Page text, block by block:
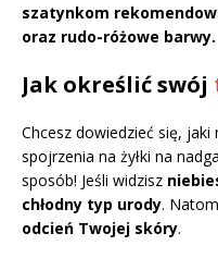
szatynkom
oraz rudo-różowe barwy.
Jak określić swój
Chcesz dowiedzieć się,
spojrzenia na żyłki na
sposób! Jeśli widzisz
chłodny typ urody.
odcień Twojej skóry.